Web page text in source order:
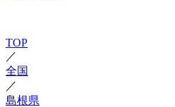
TOP
／
全国
／
島根県